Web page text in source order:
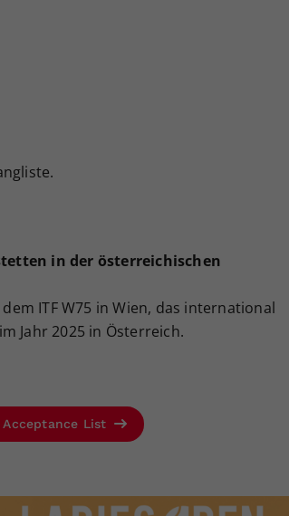
in der österreichischen
ITF W75 in Wien, das international
Jahr 2025 in Österreich.
Acceptance List